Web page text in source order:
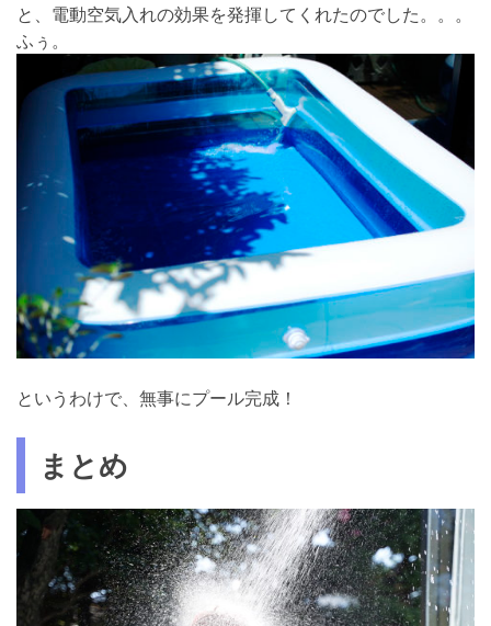
と、電動空気入れの効果を発揮してくれたのでした。。。
ふぅ。
というわけで、無事にプール完成！
まとめ